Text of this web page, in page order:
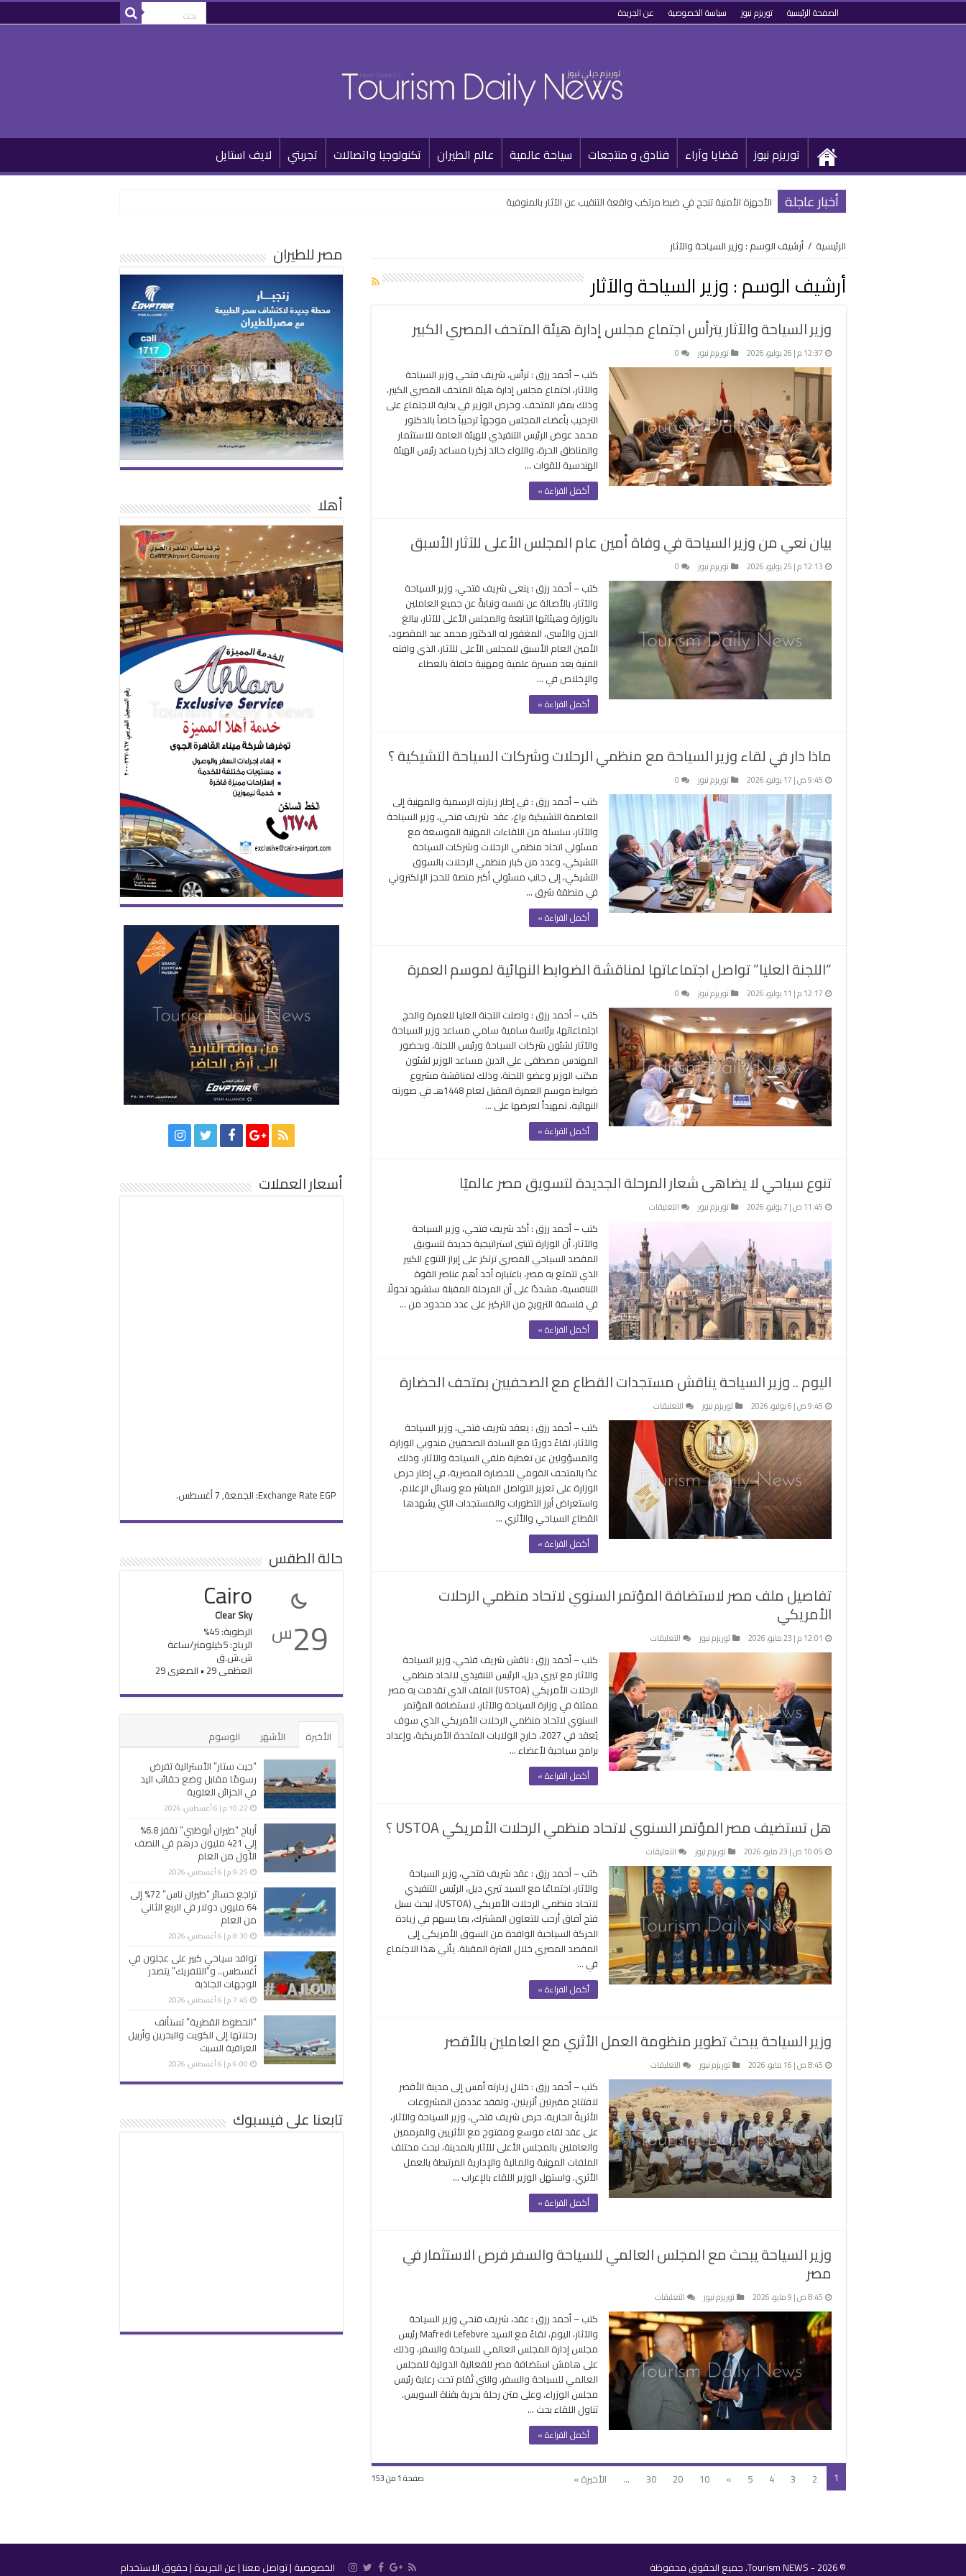
الصفحة الرئيسية توريزم نيوز سياسة الخصوصية عن الجريدة
توريزم نيوز قضايا وآراء فنادق و منتجعات سياحة عالمية عالم الطيران تكنولوجيا واتصالات تجربتي لايف استايل
أخبار عاجلة الأجهزة الأمنية تنجح في ضبط مرتكب واقعة التنقيب عن الآثار بالمنوفية
الرئيسية / أرشيف الوسم : وزير السياحة والآثار
أرشيف الوسم : وزير السياحة والآثار
وزير السياحة والآثار يترأس اجتماع مجلس إدارة هيئة المتحف المصري الكبير
12:37 م | 26 يوليو، 2026 توريزم نيوز 0
كتب – أحمد رزق : ترأس، شريف فتحي وزير السياحة
والآثار، اجتماع مجلس إدارة هيئة المتحف المصري الكبير،
وذلك بمقر المتحف. وحرص الوزير في بداية الاجتماع على
الترحيب بأعضاء المجلس موجهاً ترحيباً خاصاً بالدكتور
محمد عوض الرئيس التنفيذي للهيئة العامة للاستثمار
والمناطق الحرة، واللواء خالد زكريا مساعد رئيس الهيئة
الهندسية للقوات …
أكمل القراءة »
بيان نعي من وزير السياحة في وفاة أمين عام المجلس الأعلى للآثار الأسبق
12:13 م | 25 يوليو، 2026 توريزم نيوز 0
كتب – أحمد رزق : ينعى شريف فتحي، وزير السياحة
والآثار، بالأصالة عن نفسه ونيابةً عن جميع العاملين
بالوزارة وهيئاتها التابعة والمجلس الأعلى للآثار، ببالغ
الحزن والأسى، المغفور له الدكتور محمد عبد المقصود،
الأمين العام الأسبق للمجلس الأعلى للآثار، الذي وافته
المنية بعد مسيرة علمية ومهنية حافلة بالعطاء
والإخلاص في …
أكمل القراءة »
ماذا دار في لقاء وزير السياحة مع منظمي الرحلات وشركات السياحة التشيكية ؟
9:45 ص | 17 يوليو، 2026 توريزم نيوز 0
كتب – أحمد رزق : في إطار زيارته الرسمية والمهنية إلى
العاصمة التشيكية براغ، عقد شريف فتحي، وزير السياحة
والآثار، سلسلة من اللقاءات المهنية الموسعة مع
مسئولي اتحاد منظمي الرحلات وشركات السياحة
التشيكي، وعدد من كبار منظمي الرحلات بالسوق
التشيكي، إلى جانب مسئولي أكبر منصة للحجز الإلكتروني
في منطقة شرق …
أكمل القراءة »
“اللجنة العليا” تواصل اجتماعاتها لمناقشة الضوابط النهائية لموسم العمرة
12:17 م | 11 يوليو، 2026 توريزم نيوز 0
كتب – أحمد رزق : واصلت اللجنة العليا للعمرة والحج
اجتماعاتها، برئاسة سامية سامي مساعد وزير السياحة
والآثار لشئون شركات السياحة ورئيس اللجنة، وبحضور
المهندس مصطفى علي الدين مساعد الوزير لشئون
مكتب الوزير وعضو اللجنة، وذلك لمناقشة مشروع
ضوابط موسم العمرة المقبل لعام 1448هـ في صورته
النهائية، تمهيداً لعرضها على …
أكمل القراءة »
تنوع سياحي لا يضاهى شعار المرحلة الجديدة لتسويق مصر عالميًا
11:45 ص | 7 يوليو، 2026 توريزم نيوز التعليقات
سياحي
لا
يضاهى
شعار
المرحلة
الجديدة
لتسويق
مصر
كتب – أحمد رزق : أكد شريف فتحي، وزير السياحة
والآثار، أن الوزارة تتبنى استراتيجية جديدة لتسويق
المقصد السياحي المصري ترتكز على إبراز التنوع الكبير
الذي تتمتع به مصر، باعتباره أحد أهم عناصر القوة
التنافسية، مشددًا على أن المرحلة المقبلة ستشهد تحولًا
في فلسفة الترويج من التركيز على عدد محدود من …
أكمل القراءة »
اليوم .. وزير السياحة يناقش مستجدات القطاع مع الصحفيين بمتحف الحضارة
9:45 ص | 6 يوليو، 2026 توريزم نيوز التعليقات
اليوم
وزير
السياحة
يناقش
مستجدات
القطاع
مع
الصحفيين
كتب – أحمد رزق : يعقد شريف فتحي، وزير السياحة
والآثار، لقاءً دوريًا مع السادة الصحفيين مندوبي الوزارة
والمسؤولين عن تغطية ملفي السياحة والآثار، وذلك
غدًا بالمتحف القومي للحضارة المصرية، في إطار حرص
الوزارة على تعزيز التواصل المباشر مع وسائل الإعلام،
واستعراض أبرز التطورات والمستجدات التي يشهدها
القطاع السياحي والأثري …
أكمل القراءة »
تفاصيل ملف مصر لاستضافة المؤتمر السنوي لاتحاد منظمي الرحلات
الأمريكي
12:01 م | 23 مايو، 2026 توريزم نيوز التعليقات
تفاصيل
ملف
مصر
لاستضافة
المؤتمر
السنوي
لاتحاد
منظمي
الرحلات
كتب – أحمد رزق : ناقش شريف فتحي، وزير السياحة
والآثار مع تيري ديل، الرئيس التنفيذي لاتحاد منظمي
الرحلات الأمريكي (USTOA) الملف الذي تقدمت به مصر
ممثلة في وزارة السياحة والآثار، لاستضافة المؤتمر
السنوي لاتحاد منظمي الرحلات الأمريكي الذي سوف
يُعقد في 2027، خارج الولايات المتحدة الأمريكية، وإعداد
برامج سياحية لأعضاء …
أكمل القراءة »
هل تستضيف مصر المؤتمر السنوي لاتحاد منظمي الرحلات الأمريكي USTOA ؟
10:05 ص | 23 مايو، 2026 توريزم نيوز التعليقات
هل
تستضيف
مصر
المؤتمر
السنوي
لاتحاد
منظمي
الرحلات
الأمريكي
كتب – أحمد رزق : عقد شريف فتحي، وزير السياحة
والآثار، اجتماعًا مع السيد تيري ديل، الرئيس التنفيذي
لاتحاد منظمي الرحلات الأمريكي (USTOA)، لبحث سبل
فتح آفاق أرحب للتعاون المشترك، بما يسهم في زيادة
الحركة السياحية الوافدة من السوق الأمريكي إلى
المقصد المصري خلال الفترة المقبلة. يأتي هذا الاجتماع
في …
أكمل القراءة »
وزير السياحة يبحث تطوير منظومة العمل الأثري مع العاملين بالأقصر
8:45 ص | 16 مايو، 2026 توريزم نيوز التعليقات
وزير
السياحة
يبحث
تطوير
منظومة
العمل
الأثري
مع
العاملين
كتب – أحمد رزق : خلال زيارته أمس إلى مدينة الأقصر
لافتتاح مقبرتين أثريتين، وتفقد عددمن المشروعات
الأثريةً الجارية، حرص شريف فتحي، وزير السياحة والآثار،
على عقد لقاء موسع ومفتوح مع الأثريين والمرممين
والعاملين بالمجلس الأعلى للآثار بالمدينة، لبحث مختلف
الملفات المهنية والمالية والإدارية المرتبطة بالعمل
الأثري. واستهل الوزير اللقاء بالإعراب …
أكمل القراءة »
وزير السياحة يبحث مع المجلس العالمي للسياحة والسفر فرص الاستثمار في
مصر
8:45 ص | 9 مايو، 2026 توريزم نيوز التعليقات
وزير
السياحة
يبحث
مع
المجلس
العالمي
مصر
مغلقة
كتب – أحمد رزق : عقد، شريف فتحي وزير السياحة
والآثار، اليوم، لقاءً مع السيد Mafredi Lefebvre رئيس
مجلس إدارة المجلس العالمي للسياحة والسفر، وذلك
على هامش استضافة مصر للفعالية الدولية للمجلس
العالمي للسياحة والسفر، والتي تُقام تحت رعاية رئيس
مجلس الوزراء، وعلى متن رحلة بحرية بقناة السويس.
تناول اللقاء بحث …
أكمل القراءة »
صفحة 1 من 153 1
2
3
4
5
»
10
20
30
... الأخيرة »
مصر للطيران
أهلا
أسعار العملات
Exchange Rate EGP : الجمعة, 7 أغسطس.
حالة الطقس
29س
Cairo
Clear Sky
الرطوبة: 45%
الرياح: 5كيلومتر/ساعة
ش.ش.ق‎
العظمى 29 • الصغرى 29
الأخيرة الأشهر
الوسوم
“جيت ستار” الأسترالية تفرض
رسومًا مقابل وضع حقائب اليد
في الخزائن العلوية
10:22 م | 6 أغسطس، 2026
أرباح “طيران أبوظبي” تقفز 6.8%
إلي 421 مليون درهم في النصف
الأول من العام
9:25 م | 6 أغسطس، 2026
تراجع خسائر “طيران ناس” 72% إلى
64 مليون دولار في الربع الثاني
من العام
8:30 م | 6 أغسطس، 2026
توافد سياحي كبير على عجلون في
أغسطس.. و”التلفريك” يتصدر
الوجهات الجاذبة
7:45 م | 6 أغسطس، 2026
“الخطوط القطرية” تستأنف
رحلاتها إلى الكويت والبحرين وأربيل
العراقية السبت
6:00 م | 6 أغسطس، 2026
تابعنا على فيسبوك
الخصوصية |تواصل معنا |عن الجريدة |حقوق الاستخدام © 2026 - Tourism NEWS. جميع الحقوق محفوظة